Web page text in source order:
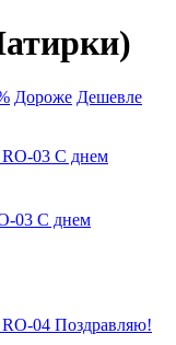
Дороже Дешевле
03 С днем